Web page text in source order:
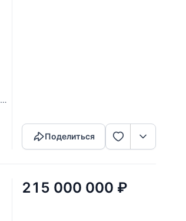
Поделиться
215 000 000 ₽